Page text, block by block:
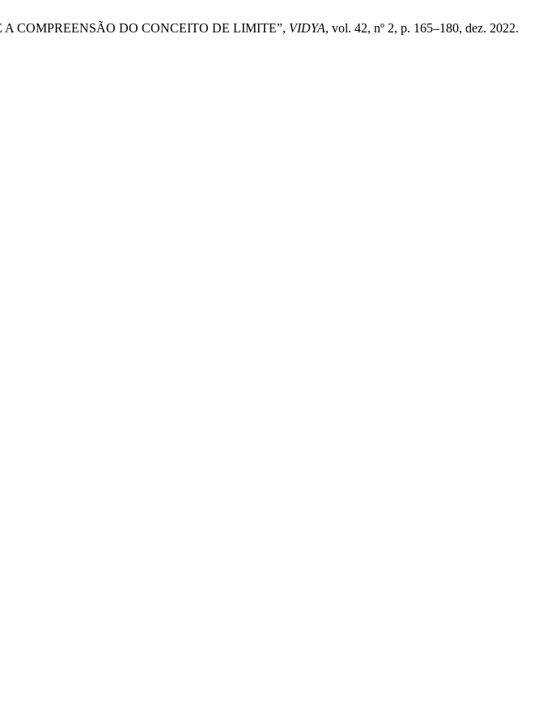
COMPREENSÃO DO CONCEITO DE LIMITE”, VIDYA, vol. 42, nº 2, p. 165–180, dez. 2022.